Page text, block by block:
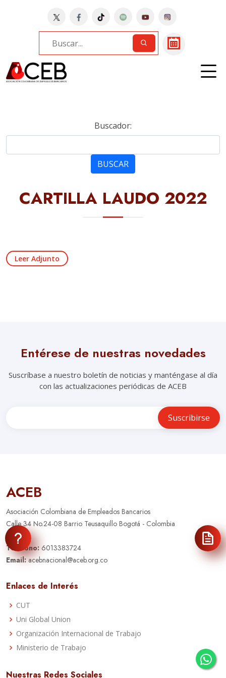
Bancos
CREZCAMOS | CONVENCIONES
Buscador:
BUSCAR
CARTILLA LAUDO 2022
Leer Adjunto
Entérese de nuestras novedades
Suscríbase a nuestro boletín de noticias y manténgase al día
con las actualizaciones periódicas de ACEB
ACEB
Asociación Colombiana de Empleados Bancarios
Calle 34 No.24-08 Barrio Teusaquillo Bogotá - Colombia
Telefono: 6013383724
Email:acebnacional@aceb.org.co
Enlaces de Interés
CUT
Uni Global Union
Organización Internacional de Trabajo
Ministerio de Trabajo
Nuestras Redes Sociales